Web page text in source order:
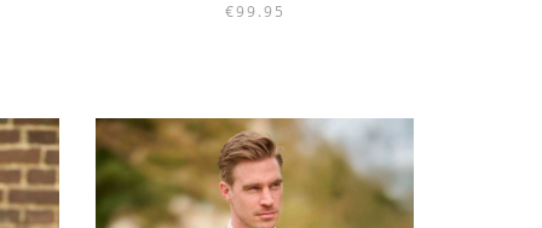
€99.95
mehrere
Varianten
auf.
Die
Optionen